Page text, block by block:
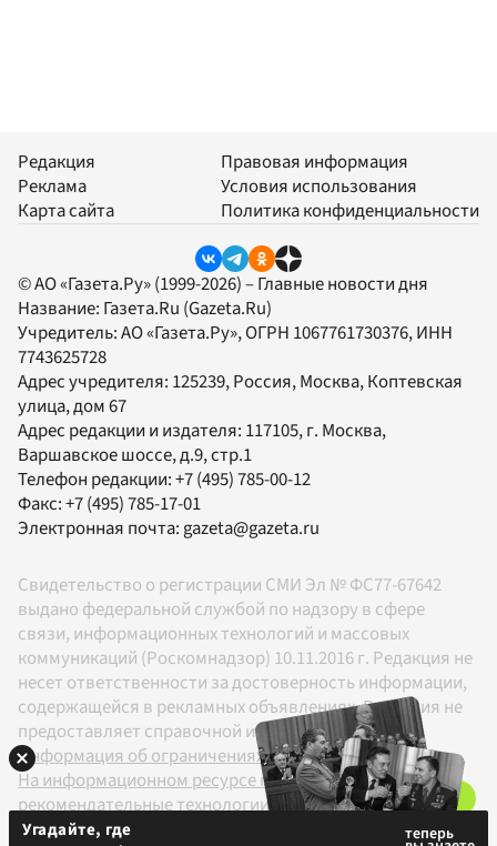
Редакция
Реклама
Карта сайта
Правовая информация
Условия использования
Политика конфиденциальности
© АО «Газета.Ру» (1999-2026) – Главные новости дня
Название: Газета.Ru (Gazeta.Ru)
Учредитель:АО «Газета.Ру», ОГРН 1067761730376, ИНН
7743625728
Адрес учредителя: 125239, Россия, Москва, Коптевская
улица, дом 67
Адрес редакции и издателя: 117105, г. Москва,
Варшавское шоссе, д.9, стр.1
Телефон редакции:+7 (495) 785-00-12
Факс:+7 (495) 785-17-01
Электронная почта:gazeta@gazeta.ru
Свидетельство о регистрации СМИ Эл № ФС77-67642
выдано федеральной службой по надзору в сфере
связи, информационных технологий и массовых
коммуникаций (Роскомнадзор) 10.11.2016 г. Редакция не
несет ответственности за достоверность информации,
содержащейся в рекламных объявлениях. Редакция не
предоставляет справочной информации.
Информация об ограничениях
На информационном ресурсе применяются
рекомендательные технологии в соответствии с
Правилами
Угадайте, где